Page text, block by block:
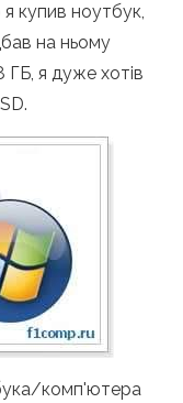
купив ноутбук,
на ньому
ГБ, я дуже хотів
комп'ютера